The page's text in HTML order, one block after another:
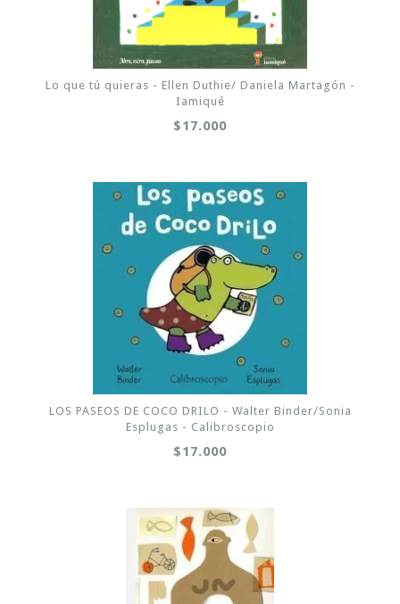
Lo que tú quieras - Ellen Duthie/ Daniela Martagón -
Iamiqué
$17.000
LOS PASEOS DE COCO DRILO - Walter Binder/Sonia
Esplugas - Calibroscopio
$17.000